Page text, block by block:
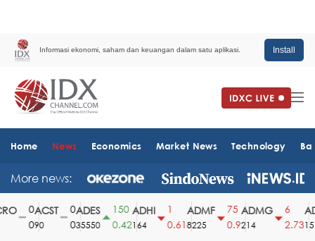
Informasi ekonomi, saham dan keuangan dalam satu aplikasi. Install
Home News Economics Market News Technology
More news:
ACST
90
ADES
35550
150
0.42
ADHI
164
0.61
ADMF
8225
75
0.9
ADMG
214
2.731510